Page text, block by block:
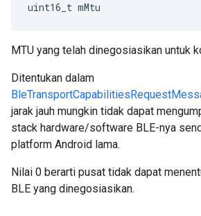
uint16_t mMtu
MTU yang telah dinegosiasikan untuk
Ditentukan dalam
jarak jauh mungkin tidak dapat
stack hardware/software BLE-nya
platform Android lama.
Nilai 0 berarti pusat tidak dapat
BLE yang dinegosiasikan.